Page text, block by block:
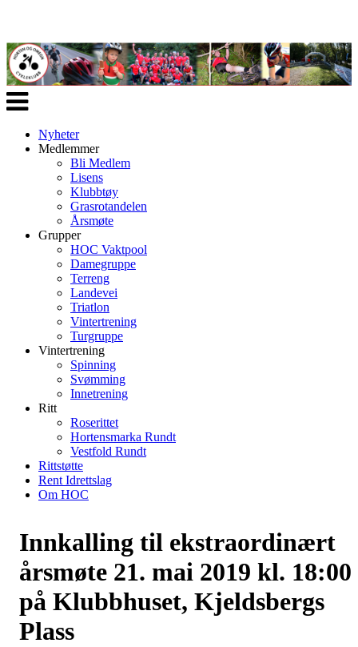
Veksle
navigasjon
Nyheter
Medlemmer
Bli Medlem
Lisens
Klubbtøy
Grasrotandelen
Årsmøte
Grupper
HOC Vaktpool
Damegruppe
Terreng
Landevei
Triatlon
Vintertrening
Turgruppe
Vintertrening
Spinning
Svømming
Innetrening
Ritt
Roserittet
Hortensmarka Rundt
Vestfold Rundt
Rittstøtte
Rent Idrettslag
Om HOC
Innkalling til ekstraordinært
årsmøte 21. mai 2019 kl. 18:00
på Klubbhuset, Kjeldsbergs
Plass